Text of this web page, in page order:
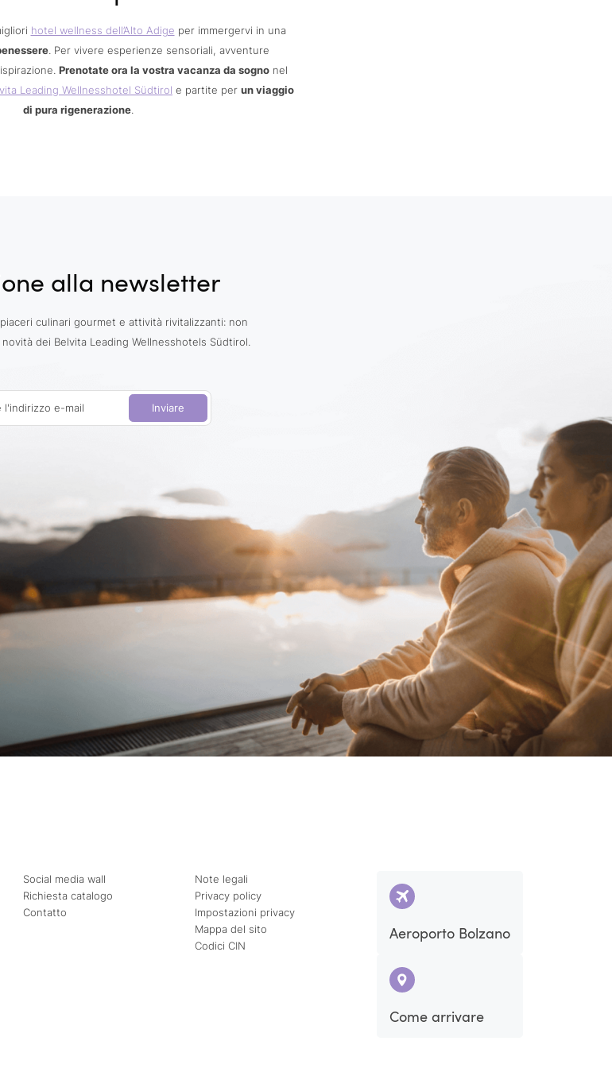
hotel wellness dell’Alto Adige per immergervi in una
. Per vivere esperienze sensoriali, avventure
Prenotate ora la vostra vacanza da sognonel
Leading Wellnesshotel Südtirol e partite per un viaggio
di pura rigenerazione.
alla newsletter
culinari gourmet e attività rivitalizzanti: non
dei Belvita Leading Wellnesshotels Südtirol.
l'indirizzo e-mail Inviare
Social media wall
Richiesta catalogo
Contatto
Note legali
Privacy policy
Impostazioni privacy
Mappa del sito
Codici CIN
Aeroporto Bolzano
Come arrivare